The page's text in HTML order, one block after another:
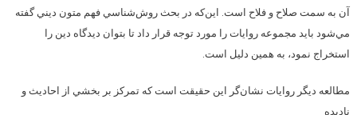
آن به سمت صلاح و فلاح است. اين‌كه در بحث روش‌شناسي فهم متون ديني گفته
مي‌‌شود بايد مجموعه روايات را مورد توجه قرار داد تا بتوان ديدگاه دين را
استخراج نمود، به همين دليل است.
مطالعه ديگر روايات نشان‌گر اين حقيقت است كه تمركز بر بخشي از احاديث و
ناديده